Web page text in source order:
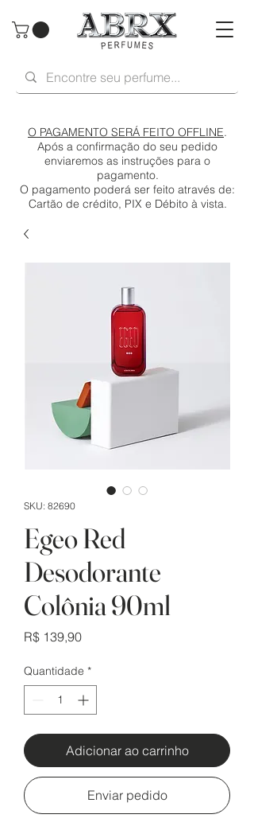
O PAGAMENTO SERÁ FEITO OFFLINE.
Após a confirmação do seu pedido
enviaremos as instruções para o
pagamento.
O pagamento poderá ser feito através de:
Cartão de crédito, PIX e Débito à vista.
SKU: 82690
Egeo Red
Desodorante
Colônia 90ml
R$ 139,90Preço
Quantidade *
Adicionar ao carrinho
Enviar pedido